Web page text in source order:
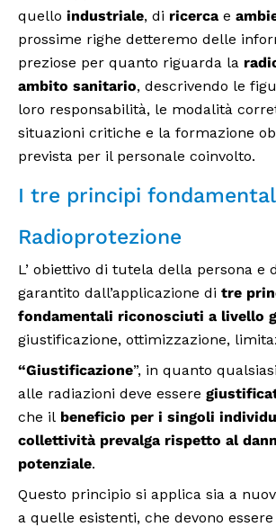
quello industriale, di ricerca e
prossime righe detteremo delle
preziose per quanto riguarda la
ambito sanitario, descrivendo le
loro responsabilità, le modalità
situazioni critiche e la formazione
prevista per il personale coinvolto.
I tre principi
Radioprotezione
L’ obiettivo di tutela della persona e
garantito dall’applicazione di tre
fondamentali riconosciuti a livello
giustificazione, ottimizzazione,
“Giustificazione”, in quanto
alle radiazioni deve essere
che il beneficio per i singoli
collettività prevalga rispetto al
potenziale.
Questo principio si applica sia a
a quelle esistenti, che devono